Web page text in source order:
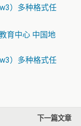
）多种格式任
育中心 中国地
）多种格式任
下一篇文章